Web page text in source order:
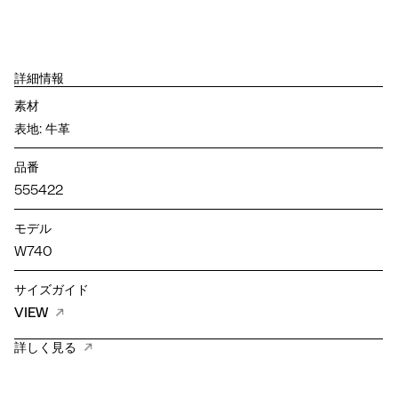
詳細情報
素材
表地: 牛革
品番
555422
モデル
W740
サイズガイド
VIEW
詳しく見る